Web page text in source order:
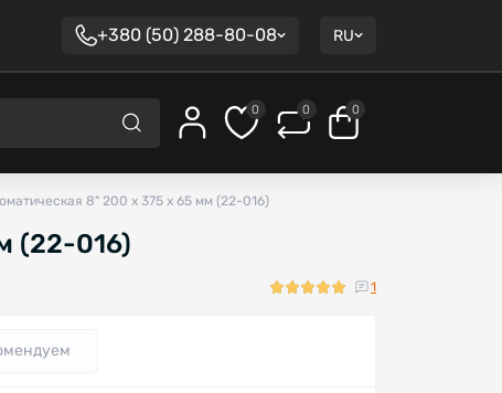
+380 (50) 288-80-08 RU
0 0 0
8" 200 х 375 х 65 мм (22-016)
(22-016)
1